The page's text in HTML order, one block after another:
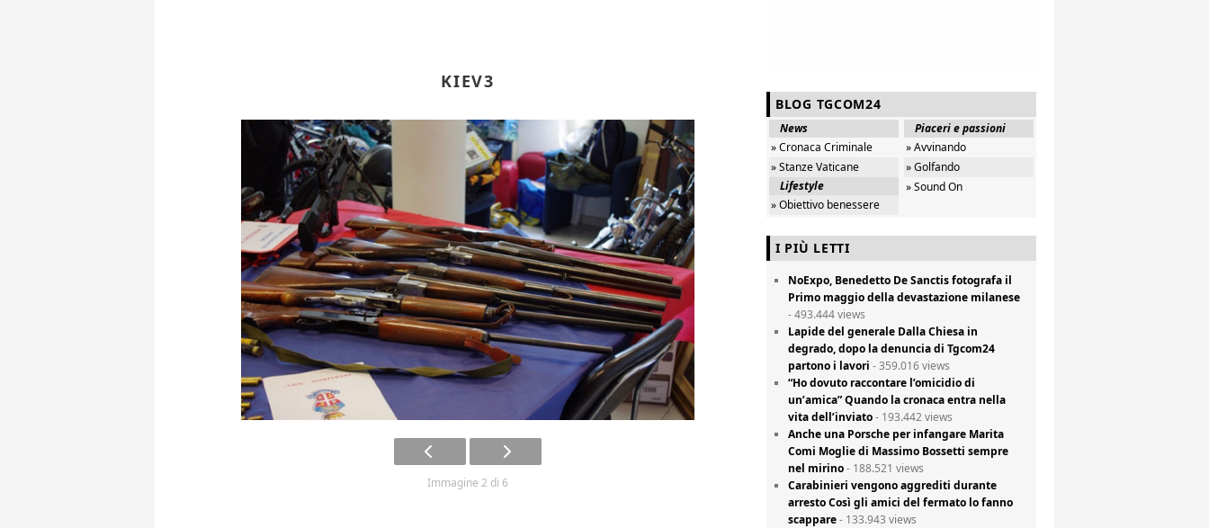
KIEV3
Immagine 2 di 6
BLOG TGCOM24
News
» Cronaca Criminale
» Stanze Vaticane
Lifestyle
» Obiettivo benessere
Piaceri e passioni
» Avvinando
» Golfando
» Sound On
I PIÙ LETTI
NoExpo, Benedetto De Sanctis fotografa il
Primo maggio della devastazione milanese
- 493.444 views
Lapide del generale Dalla Chiesa in
degrado, dopo la denuncia di Tgcom24
partono i lavori - 359.016 views
“Ho dovuto raccontare l’omicidio di
un’amica” Quando la cronaca entra nella
vita dell’inviato- 193.442 views
Anche una Porsche per infangare Marita
Comi Moglie di Massimo Bossetti sempre
nel mirino- 188.521 views
Carabinieri vengono aggrediti durante
arresto Così gli amici del fermato lo fanno
scappare- 133.943 views